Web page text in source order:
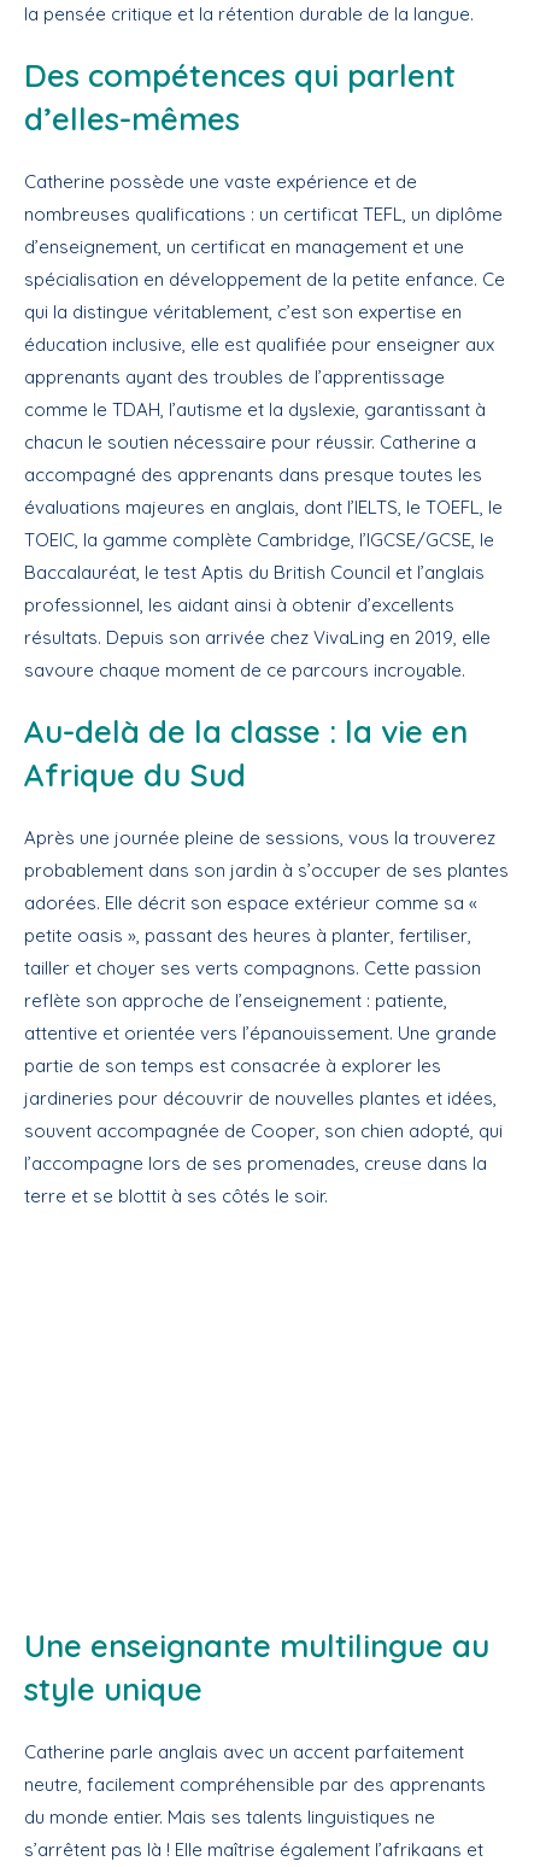
la pensée critique et la rétention durable de la langue.
Des compétences qui parlent
d’elles-mêmes
Catherine possède une vaste expérience et de
nombreuses qualifications : un certificat TEFL, un diplôme
d’enseignement, un certificat en management et une
spécialisation en développement de la petite enfance. Ce
qui la distingue véritablement, c’est son expertise en
éducation inclusive, elle est qualifiée pour enseigner aux
apprenants ayant des troubles de l’apprentissage
comme le TDAH, l’autisme et la dyslexie, garantissant à
chacun le soutien nécessaire pour réussir. Catherine a
accompagné des apprenants dans presque toutes les
évaluations majeures en anglais, dont l’IELTS, le TOEFL, le
TOEIC, la gamme complète Cambridge, l’IGCSE/GCSE, le
Baccalauréat, le test Aptis du British Council et l’anglais
professionnel, les aidant ainsi à obtenir d’excellents
résultats. Depuis son arrivée chez VivaLing en 2019, elle
savoure chaque moment de ce parcours incroyable.
Au-delà de la classe : la vie en
Afrique du Sud
Après une journée pleine de sessions, vous la trouverez
probablement dans son jardin à s’occuper de ses plantes
adorées. Elle décrit son espace extérieur comme sa «
petite oasis », passant des heures à planter, fertiliser,
tailler et choyer ses verts compagnons. Cette passion
reflète son approche de l’enseignement : patiente,
attentive et orientée vers l’épanouissement. Une grande
partie de son temps est consacrée à explorer les
jardineries pour découvrir de nouvelles plantes et idées,
souvent accompagnée de Cooper, son chien adopté, qui
l’accompagne lors de ses promenades, creuse dans la
terre et se blottit à ses côtés le soir.
Une enseignante multilingue au
style unique
Catherine parle anglais avec un accent parfaitement
neutre, facilement compréhensible par des apprenants
du monde entier. Mais ses talents linguistiques ne
s’arrêtent pas là ! Elle maîtrise également l’afrikaans et